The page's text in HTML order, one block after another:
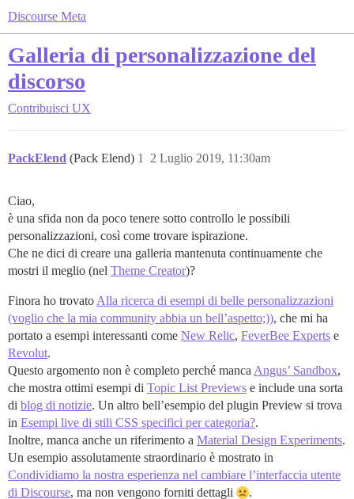
Discourse Meta
Galleria di personalizzazione del
discorso
Contribuisci UX
PackElend (Pack Elend) 2 Luglio 2019, 11:30am
1
Ciao,
è una sfida non da poco tenere sotto controllo le possibili
personalizzazioni, così come trovare ispirazione.
Che ne dici di creare una galleria mantenuta continuamente che
mostri il meglio (nel Theme Creator)?
Finora ho trovato Alla ricerca di esempi di belle personalizzazioni
(voglio che la mia community abbia un bell’aspetto;)), che mi ha
portato a esempi interessanti come New Relic, FeverBee Experts e
Revolut.
Questo argomento non è completo perché manca Angus’ Sandbox,
che mostra ottimi esempi di Topic List Previews e include una sorta
di blog di notizie. Un altro bell’esempio del plugin Preview si trova
in Esempi live di stili CSS specifici per categoria?.
Inoltre, manca anche un riferimento a Material Design Experiments.
Un esempio assolutamente straordinario è mostrato in
Condividiamo la nostra esperienza nel cambiare l’interfaccia utente
di Discourse, ma non vengono forniti dettagli .